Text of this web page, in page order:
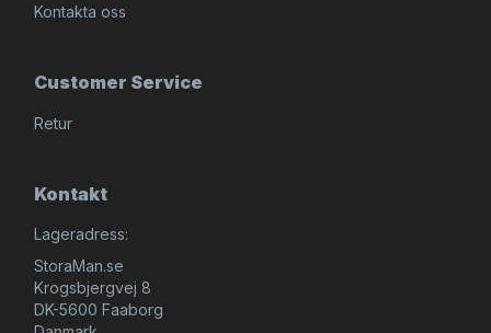
Kontakta oss
Customer Service
Retur
Kontakt
Lageradress:
StoraMan.se
Krogsbjergvej 8
DK-5600 Faaborg